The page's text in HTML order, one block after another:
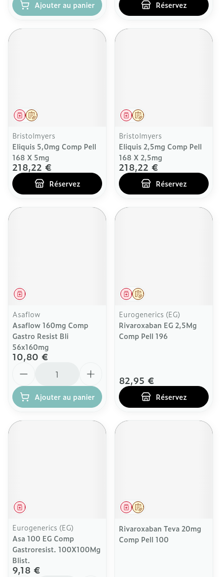
Ajouter au panier Réservez
Sur prescription
Médicament
Bristolmyers
Eliquis 5,0mg Comp Pell
168 X 5mg
218,22 €
Réservez
Sur prescription
Médicament
Bristolmyers
Eliquis 2,5mg Comp Pell
168 X 2,5mg
218,22 €
Réservez
Médicament
Asaflow
Asaflow 160mg Comp
Gastro Resist Bli
56x160mg
10,80 €
Ajouter au panier
Sur prescription
Médicament
Eurogenerics (EG)
Rivaroxaban EG 2,5Mg
Comp Pell 196
82,95 €
Réservez
Médicament
Eurogenerics (EG)
Asa 100 EG Comp
Gastroresist. 100X100Mg
Blist.
9,18 €
Sur prescription
Médicament
Rivaroxaban Teva 20mg
Comp Pell 100